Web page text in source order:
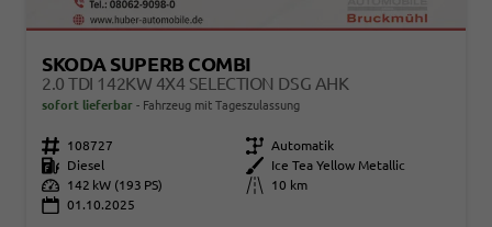
SKODA SUPERB COMBI
2.0 TDI 142KW 4X4 SELECTION DSG AHK
sofort lieferbar Fahrzeug mit Tageszulassung
Fahrzeugnr. 108727 Getriebe Automatik
Kraftstoff
Diesel Außenfarbe
Ice Tea Yellow Metallic
Leistung
142 kW (193 PS) Kilometerstand
10 km
01.10.2025